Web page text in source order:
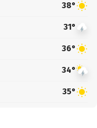
38°
31°
36°
34°
35°